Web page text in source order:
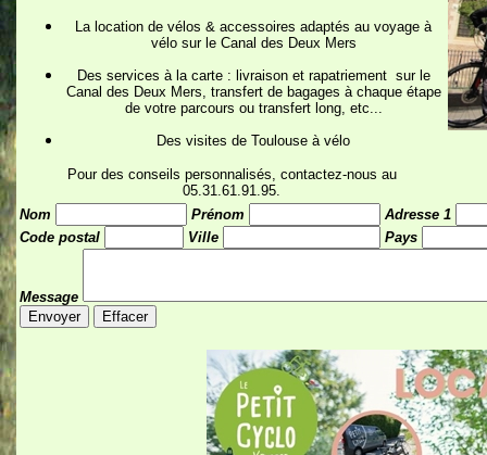
La location de vélos & accessoires adaptés au voyage à
vélo sur le Canal des Deux Mers
Des services à la carte : livraison et rapatriement sur le
Canal des Deux Mers, transfert de bagages à chaque étape
de votre parcours ou transfert long, etc...
Des visites de Toulouse à vélo
Pour des conseils personnalisés, contactez-nous au
05.31.61.91.95.
Nom
Prénom
Adresse 1
Code postal
Ville Pays
Message